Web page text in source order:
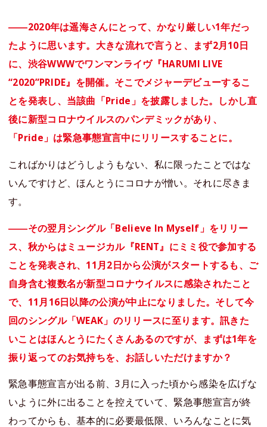
――2020年は遥海さんにとって、かなり厳しい1年だっ
たように思います。大きな流れで言うと、まず2月10日
に、渋谷WWWでワンマンライヴ『HARUMI LIVE
“2020”PRIDE』を開催。そこでメジャーデビューするこ
とを発表し、当該曲「Pride」を披露しました。しかし直
後に新型コロナウイルスのパンデミックがあり、
「Pride」は緊急事態宣言中にリリースすることに。
こればかりはどうしようもない、私に限ったことではな
いんですけど、ほんとうにコロナが憎い。それに尽きま
す。
――その翌月シングル「Believe In Myself」をリリー
ス、秋からはミュージカル『RENT』にミミ役で参加する
ことを発表され、11月2日から公演がスタートするも、ご
自身含む複数名が新型コロナウイルスに感染されたこと
で、11月16日以降の公演が中止になりました。そして今
回のシングル「WEAK」のリリースに至ります。訊きた
いことはほんとうにたくさんあるのですが、まずは1年を
振り返ってのお気持ちを、お話しいただけますか？
緊急事態宣言が出る前、3月に入った頃から感染を広げな
いように外に出ることを控えていて、緊急事態宣言が終
わってからも、基本的に必要最低限、いろんなことに気